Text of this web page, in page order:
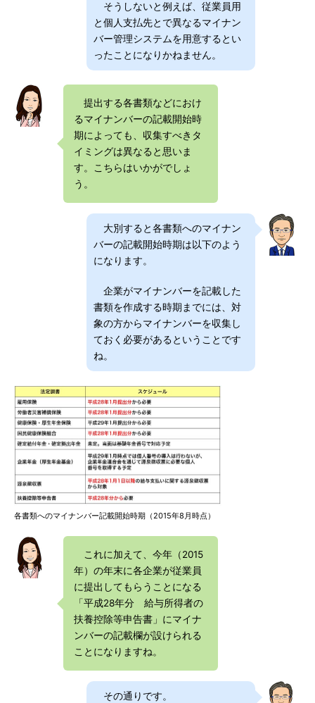
そうしないと例えば、従業員用
と個人支払先とで異なるマイナン
バー管理システムを用意するとい
ったことになりかねません。
提出する各書類などにおけ
るマイナンバーの記載開始時
期によっても、収集すべきタ
イミングは異なると思いま
す。こちらはいかがでしょ
う。
大別すると各書類へのマイナン
バーの記載開始時期は以下のよう
になります。
企業がマイナンバーを記載した
書類を作成する時期までには、対
象の方からマイナンバーを収集し
ておく必要があるということです
ね。
各書類へのマイナンバー記載開始時期（2015年8月時点）
これに加えて、今年（2015
年）の年末に各企業が従業員
に提出してもらうことになる
「平成28年分 給与所得者の
扶養控除等申告書」にマイナ
ンバーの記載欄が設けられる
ことになりますね。
その通りです。